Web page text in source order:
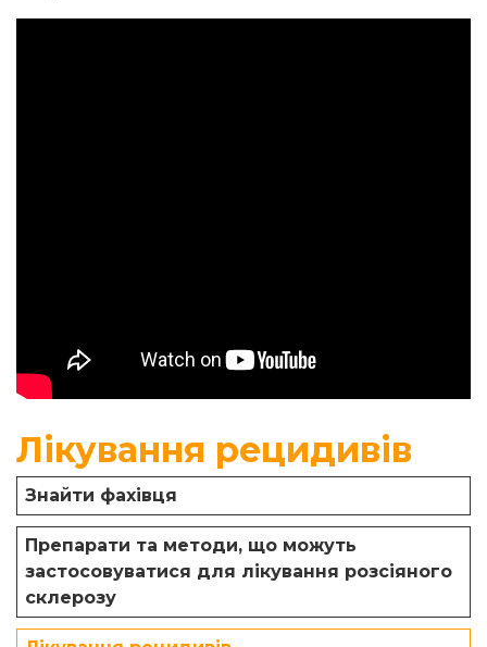
Лікування рецидивів
Знайти фахівця
Препарати та методи, що можуть
застосовуватися для лікування розсіяного
склерозу